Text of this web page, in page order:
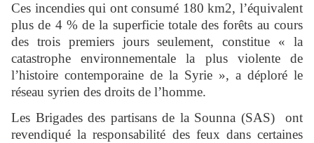
Ces incendies qui ont consumé 180 km2, l’équivalent
plus de 4 % de la superficie totale des forêts au cours
des trois premiers jours seulement, constitue « la
catastrophe environnementale la plus violente de
l’histoire contemporaine de la Syrie », a déploré le
réseau syrien des droits de l’homme.
Les Brigades des partisans de la Sounna (SAS) ont
revendiqué la responsabilité des feux dans certaines